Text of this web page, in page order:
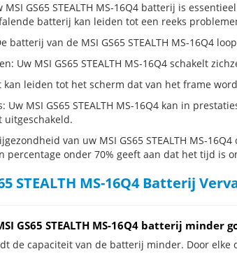
GS65 STEALTH MS-16Q4 batterij is
batterij kan leiden tot een reeks
batterij van de MSI GS65 STEALTH MS-16Q4
Uw MSI GS65 STEALTH MS-16Q4 schakelt
leiden tot het scherm dat van het frame
MSI GS65 STEALTH MS-16Q4 kan in
uitgeschakeld.
van uw MSI GS65 STEALTH MS-
percentage onder 70% geeft aan dat het tijd is
STEALTH MS-16Q4 Batterij
GS65 STEALTH MS-16Q4 batterij minder
de capaciteit van de batterij minder. Door